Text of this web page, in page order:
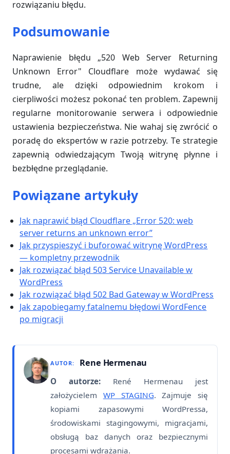
rozwiązaniu błędu.
Podsumowanie
Naprawienie błędu „520 Web Server Returning
Unknown Error" Cloudflare może wydawać się
trudne, ale dzięki odpowiednim krokom i
cierpliwości możesz pokonać ten problem. Zapewnij
regularne monitorowanie serwera i odpowiednie
ustawienia bezpieczeństwa. Nie wahaj się zwrócić o
poradę do ekspertów w razie potrzeby. Te strategie
zapewnią odwiedzającym Twoją witrynę płynne i
bezbłędne przeglądanie.
Powiązane artykuły
Jak naprawić błąd Cloudflare „Error 520: web
server returns an unknown error”
Jak przyspieszyć i buforować witrynę WordPress
— kompletny przewodnik
Jak rozwiązać błąd 503 Service Unavailable w
WordPress
Jak rozwiązać błąd 502 Bad Gateway w WordPress
Jak zapobiegamy fatalnemu błędowi WordFence
po migracji
AUTOR: Rene Hermenau
O autorze: René Hermenau jest
założycielem WP STAGING. Zajmuje się
kopiami zapasowymi WordPressa,
środowiskami stagingowymi, migracjami,
obsługą baz danych oraz bezpiecznymi
procesami wdrażania.